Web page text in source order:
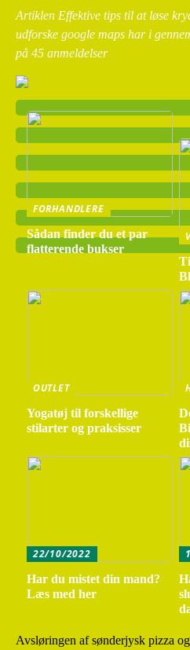
Artiklen Effektive tips til at løse
udforske google maps har i
på 45 anmeldelser
FORHANDLERE
Sådan finder du et par
flatterende bukser
OUTLET
Yogatøj til forskellige
stilarter og praksisser
22/10/2022
Har du mistet din mand?
Læs med her
Avsløringen af sønderjysk pizza